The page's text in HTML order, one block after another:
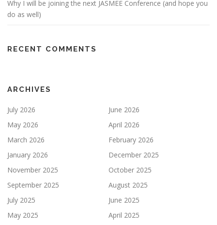
Why I will be joining the next JASMEE Conference (and hope you
do as well)
RECENT COMMENTS
ARCHIVES
July 2026
June 2026
May 2026
April 2026
March 2026
February 2026
January 2026
December 2025
November 2025
October 2025
September 2025
August 2025
July 2025
June 2025
May 2025
April 2025